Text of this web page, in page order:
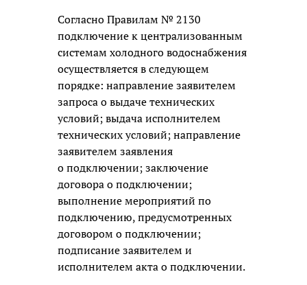
Согласно Правилам № 2130
подключение к централизованным
системам холодного водоснабжения
осуществляется в следующем
порядке: направление заявителем
запроса о выдаче технических
условий; выдача исполнителем
технических условий; направление
заявителем заявления
о подключении; заключение
договора о подключении;
выполнение мероприятий по
подключению, предусмотренных
договором о подключении;
подписание заявителем и
исполнителем акта о подключении.